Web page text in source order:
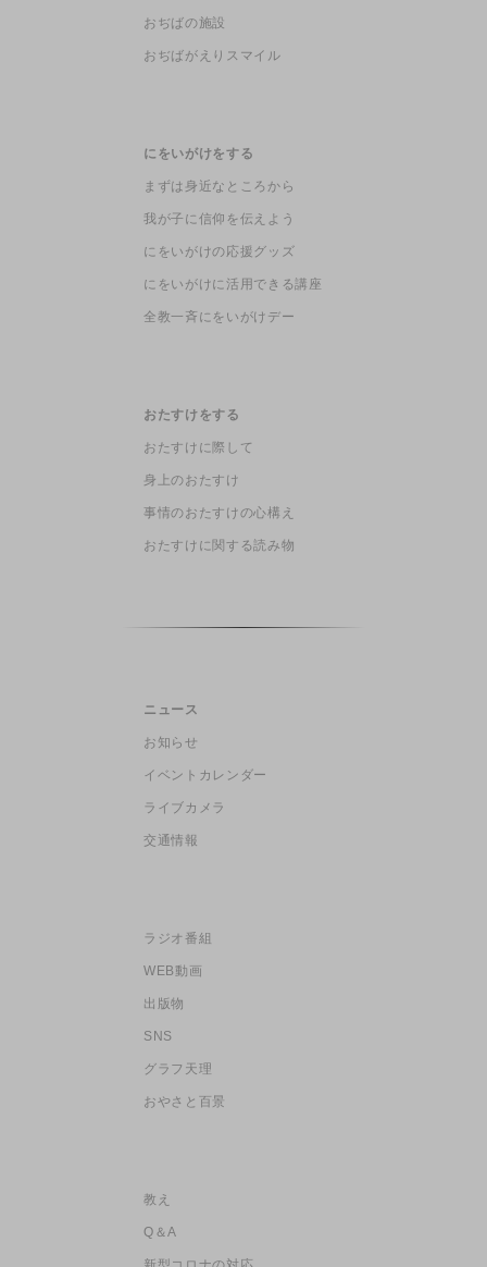
おぢばの施設
おぢばがえりスマイル
にをいがけをする
まずは身近なところから
我が子に信仰を伝えよう
にをいがけの応援グッズ
にをいがけに活用できる講座
全教一斉にをいがけデー
おたすけをする
おたすけに際して
身上のおたすけ
事情のおたすけの心構え
おたすけに関する読み物
ニュース
お知らせ
イベントカレンダー
ライブカメラ
交通情報
ラジオ番組
WEB動画
出版物
SNS
グラフ天理
おやさと百景
教え
Q＆A